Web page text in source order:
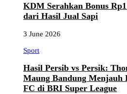
KDM Serahkan Bonus
dari Hasil Jual Sapi
3 June 2026
Sport
Hasil Persib vs Persik:
Maung Bandung Menjauh
FC di BRI Super League